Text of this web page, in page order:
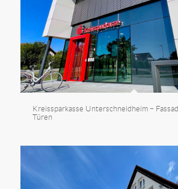
Kreissparkasse Unterschneidheim –
Türen